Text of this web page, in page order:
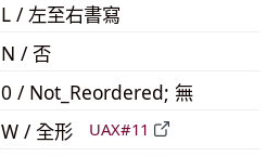
L / 左至右書寫
N / 否
0 / Not_Reordered; 無
W / 全形 UAX#11